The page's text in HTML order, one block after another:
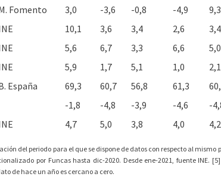
Fomento 3,0 -3,6 -0,8 -4,9 9,3
10,1 3,6 3,4 2,6 3,4
5,6 6,7 3,3 6,6 5,0
5,9 1,7 5,1 1,0 2,1
España 69,3 60,7 56,8 61,3
-1,8 -4,8 -3,9 -4,6 -
4,7 5,0 3,8 4,0 4,2
del periodo para el que se dispone de datos con respecto al
por Funcas hasta dic-2020. Desde ene-2021, fuente INE.
de hace un año es cercano a cero.